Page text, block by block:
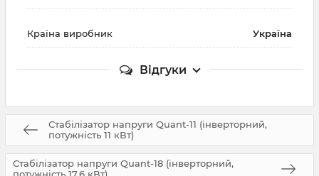
Країна виробник Україна
Відгуки
Стабілізатор напруги Quant-11 (інверторний,
потужність 11 кВт)
Стабілізатор напруги Quant-18 (інверторний,